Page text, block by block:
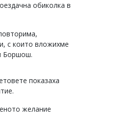
обиколка в
с които вложихме
Боршош.
показаха
желание